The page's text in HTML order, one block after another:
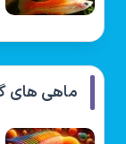
ماهی های